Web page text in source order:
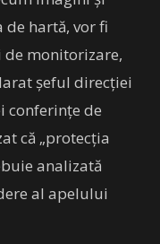
de hartă, vor fi
monitorizare,
şeful direcţiei
conferinţe de
că „protecţia
analizată
al apelului